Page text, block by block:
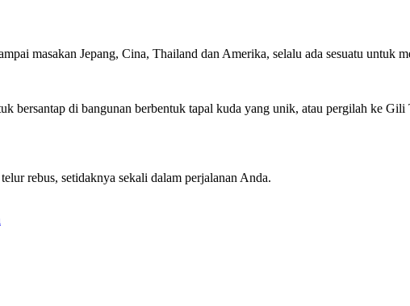
masakan Jepang, Cina, Thailand dan Amerika, selalu ada sesuatu untuk
bersantap di bangunan berbentuk tapal kuda yang unik, atau pergilah ke
rebus, setidaknya sekali dalam perjalanan Anda.